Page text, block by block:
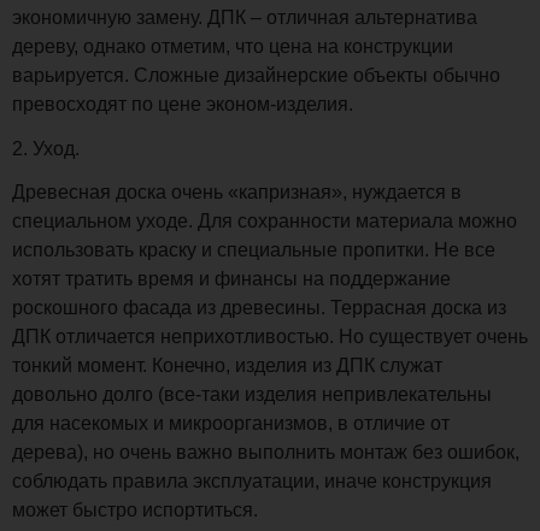
экономичную замену. ДПК – отличная альтернатива
дереву, однако отметим, что цена на конструкции
варьируется. Сложные дизайнерские объекты обычно
превосходят по цене эконом-изделия.
2. Уход.
Древесная доска очень «капризная», нуждается в
специальном уходе. Для сохранности материала можно
использовать краску и специальные пропитки. Не все
хотят тратить время и финансы на поддержание
роскошного фасада из древесины. Террасная доска из
ДПК отличается неприхотливостью. Но существует очень
тонкий момент. Конечно, изделия из ДПК служат
довольно долго (все-таки изделия непривлекательны
для насекомых и микроорганизмов, в отличие от
дерева), но очень важно выполнить монтаж без ошибок,
соблюдать правила эксплуатации, иначе конструкция
может быстро испортиться.